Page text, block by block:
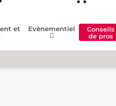
et
Evènementiel
Conseils
de pros